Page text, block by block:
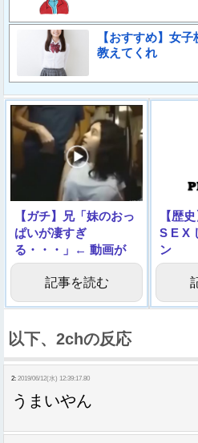
【おすすめ】女
教えてくれ
【ガチ】兄「妹のおっ
ぱいが凄すぎ
る・・・」← 動画が
1000万回再生される
記事を読む
【歴
S E X
ン
グ！！
以下、2chの反応
2: 2019/06/12(水) 12:39:17.80
うまいやん